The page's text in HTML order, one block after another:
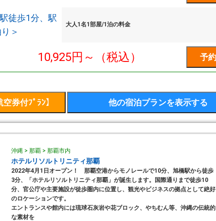
徒歩1分、駅
＞
大人1名1部屋/1泊の料金
10,925円～（税込）
沖縄 > 那覇 > 那覇市内
ホテルリソルトリニティ那覇
2022年4月1日オープン！ 那覇空港からモノレールで10分、旭橋駅から徒歩
3分、「ホテルリソルトリニティ那覇」が誕生します。国際通りまで徒歩10
分、官公庁や主要施設が徒歩圏内に位置し、観光やビジネスの拠点として絶好
のロケーションです。
エントランスや館内には琉球石灰岩や花ブロック、やちむん等、沖縄の伝統的
な素材を